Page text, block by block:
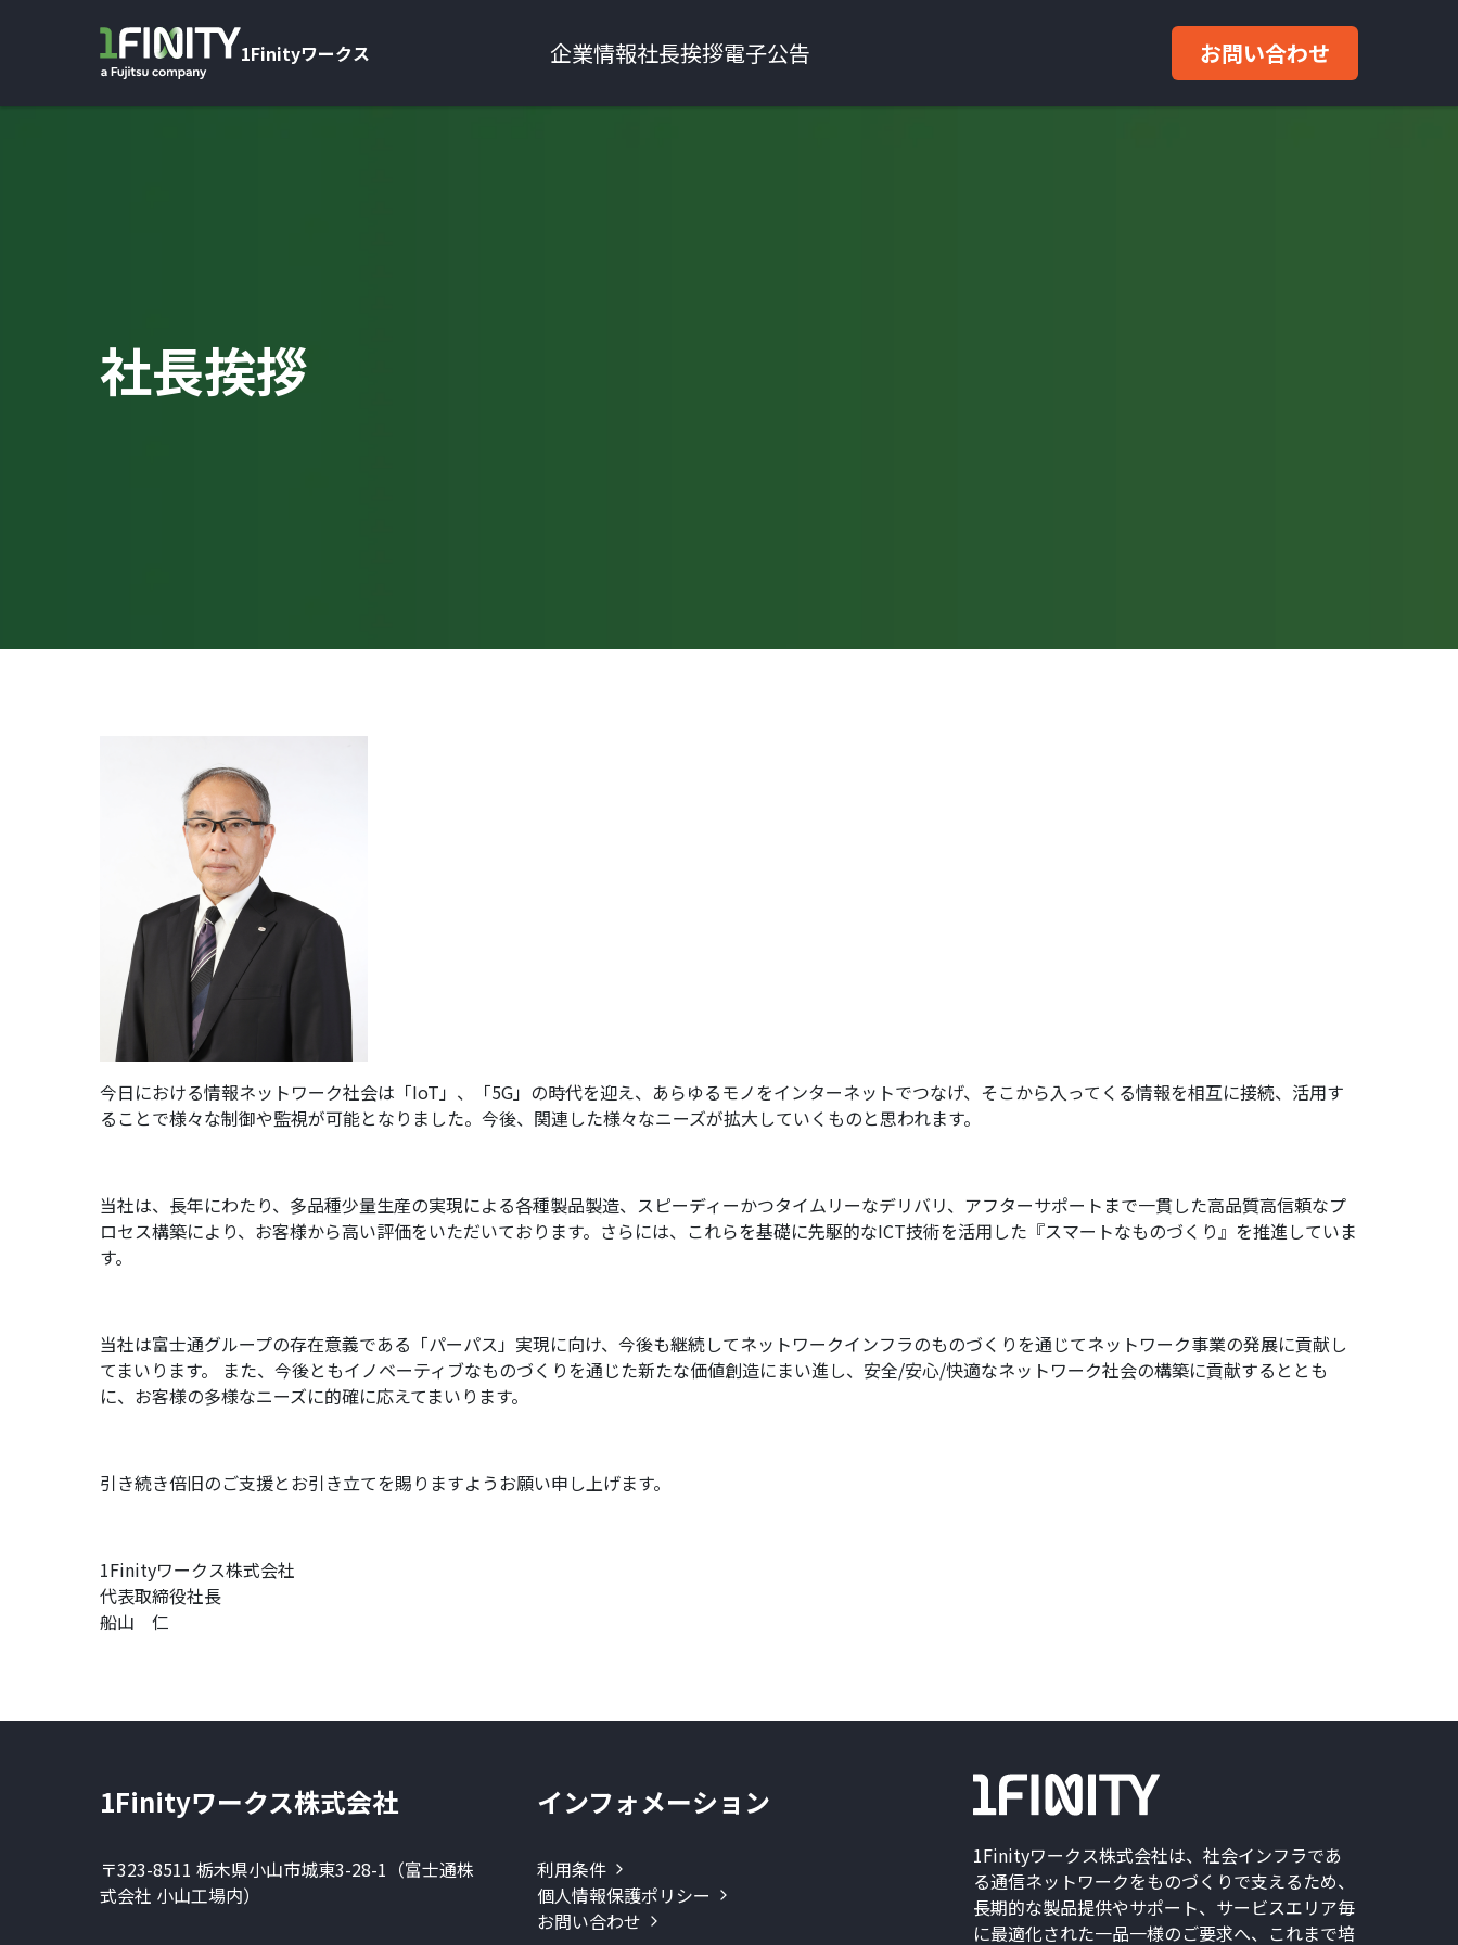
1Finityワークス 企業情報社長挨拶電子公告 お問い合わせ
社長挨拶
今日における情報ネットワーク社会は「IoT」、「5G」の時代を迎え、あらゆるモノをインターネットでつなげ、そこから入ってくる情報を相互に接続、活用す
ることで様々な制御や監視が可能となりました。今後、関連した様々なニーズが拡大していくものと思われます。
当社は、長年にわたり、多品種少量生産の実現による各種製品製造、スピーディーかつタイムリーなデリバリ、アフターサポートまで一貫した高品質高信頼なプ
ロセス構築により、お客様から高い評価をいただいております。さらには、これらを基礎に先駆的なICT技術を活用した『スマートなものづくり』を推進していま
す。
当社は富士通グループの存在意義である「パーパス」実現に向け、今後も継続してネットワークインフラのものづくりを通じてネットワーク事業の発展に貢献し
てまいります。 また、今後ともイノベーティブなものづくりを通じた新たな価値創造にまい進し、安全/安心/快適なネットワーク社会の構築に貢献するととも
に、お客様の多様なニーズに的確に応えてまいります。
引き続き倍旧のご支援とお引き立てを賜りますようお願い申し上げます。
1Finityワークス株式会社
代表取締役社長
船山 仁
1Finityワークス株式会社
〒323-8511 栃木県小山市城東3-28-1（富士通株
式会社 小山工場内）
インフォメーション
利用条件
個人情報保護ポリシー
お問い合わせ
1Finityワークス株式会社は、社会インフラであ
る通信ネットワークをものづくりで支えるため、
長期的な製品提供やサポート、サービスエリア毎
に最適化された一品一様のご要求へ、これまで培